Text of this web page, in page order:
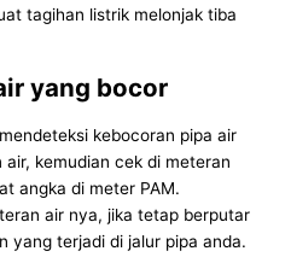
tagihan listrik melonjak tiba
yang bocor
kebocoran pipa air
kemudian cek di meteran
angka di meter PAM.
air nya, jika tetap berputar
yang terjadi di jalur pipa anda.